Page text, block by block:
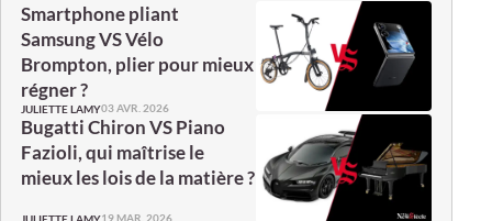
Smartphone pliant
Samsung VS Vélo
Brompton, plier pour mieux
régner ?
JULIETTE LAMY03 AVR. 2026
Bugatti Chiron VS Piano
Fazioli, qui maîtrise le
mieux les lois de la matière ?
19 MAR. 2026